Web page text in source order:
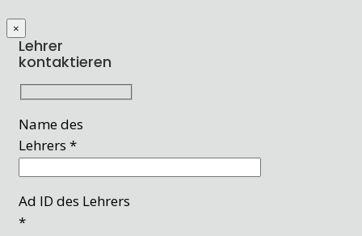
×
Lehrer
kontaktieren
Name des
Lehrers *
Ad ID des Lehrers
*